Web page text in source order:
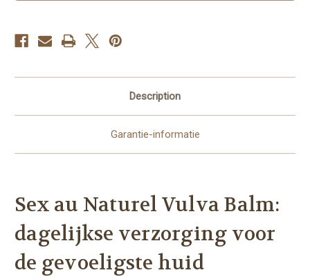
Description
Garantie-informatie
Sex au Naturel Vulva Balm:
dagelijkse verzorging voor
de gevoeligste huid